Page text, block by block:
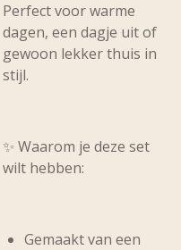
Perfect voor warme
dagen, een dagje uit of
gewoon lekker thuis in
stijl.
✨ Waarom je deze set
wilt hebben:
Gemaakt van een